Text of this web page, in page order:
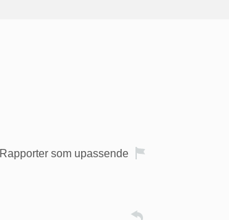
Rapporter som upassende